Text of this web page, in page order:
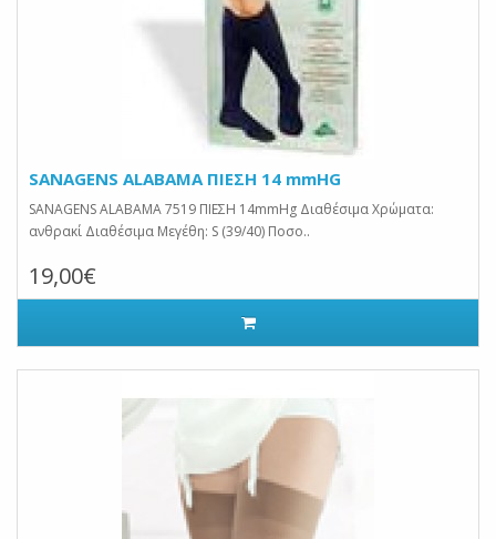
SANAGENS ALABAMA ΠΙΕΣΗ 14 mmHG
SANAGENS ALABAMA 7519 ΠΙΕΣΗ 14mmHg Διαθέσιμα Χρώματα:
ανθρακί Διαθέσιμα Μεγέθη: S (39/40) Ποσο..
19,00€